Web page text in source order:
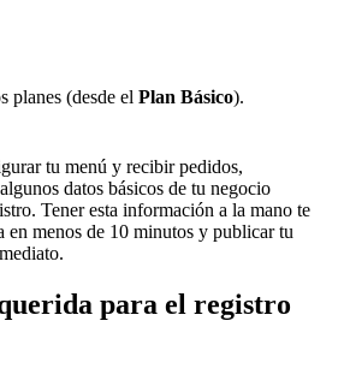
planes (desde el Plan Básico).
tu menú y recibir pedidos,
datos básicos de tu negocio
Tener esta información a la mano te
en menos de 10 minutos y publicar tu
para el registro